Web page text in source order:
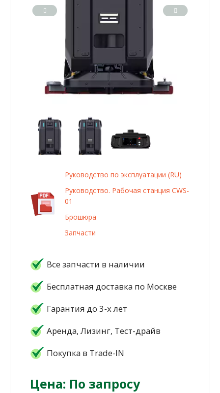
Руководство по эксплуатации (RU)
Руководство. Рабочая станция CWS-
01
Брошюра
Запчасти
Все запчасти в наличии
Бесплатная доставка по Москве
Гарантия до 3-х лет
Аренда, Лизинг, Тест-драйв
Покупка в Trade-IN
Цена: По запросу